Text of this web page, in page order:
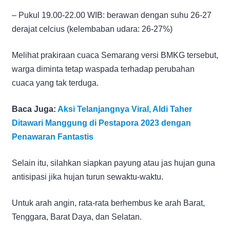
– Pukul 19.00-22.00 WIB: berawan dengan suhu 26-27
derajat celcius (kelembaban udara: 26-27%)
Melihat prakiraan cuaca Semarang versi BMKG tersebut,
warga diminta tetap waspada terhadap perubahan
cuaca yang tak terduga.
Baca Juga: Aksi Telanjangnya Viral, Aldi Taher
Ditawari Manggung di Pestapora 2023 dengan
Penawaran Fantastis
Selain itu, silahkan siapkan payung atau jas hujan guna
antisipasi jika hujan turun sewaktu-waktu.
Untuk arah angin, rata-rata berhembus ke arah Barat,
Tenggara, Barat Daya, dan Selatan.